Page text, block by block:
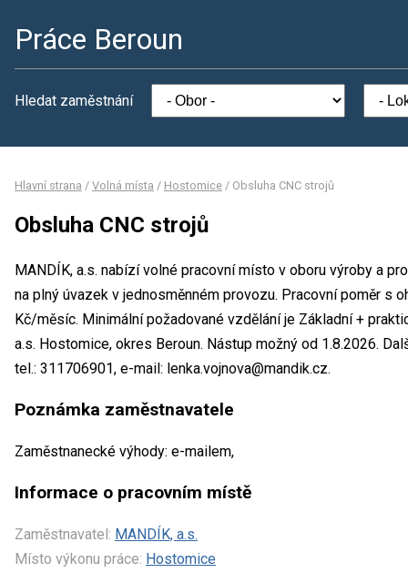
Práce Beroun
Hledat zaměstnání
Hlavní strana / Volná místa / Hostomice / Obsluha CNC strojů
Obsluha CNC strojů
MANDÍK, a.s. nabízí volné pracovní místo v oboru výroby a
na plný úvazek v jednosměnném provozu. Pracovní poměr s
Kč/měsíc. Minimální požadované vzdělání je Základní +
a.s. Hostomice, okres Beroun. Nástup možný od 1.8.2026.
tel.: 311706901, e-mail: lenka.vojnova@mandik.cz.
Poznámka zaměstnavatele
Zaměstnanecké výhody: e-mailem,
Informace o pracovním místě
Zaměstnavatel: MANDÍK, a.s.
Místo výkonu práce: Hostomice